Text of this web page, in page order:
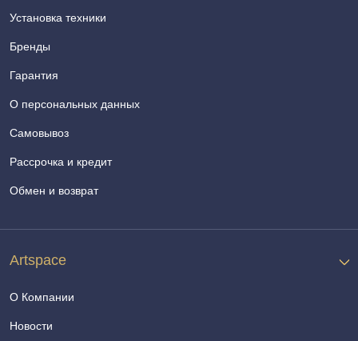
Установка техники
Бренды
Гарантия
О персональных данных
Самовывоз
Рассрочка и кредит
Обмен и возврат
Artspace
О Компании
Новости